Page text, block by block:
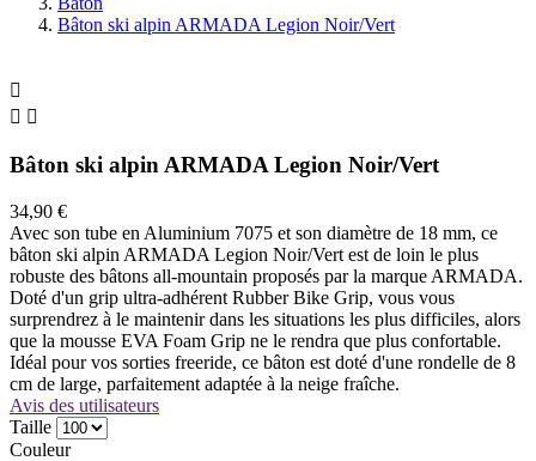
Bâton ski alpin ARMADA Legion Noir/Vert

 
Bâton ski alpin ARMADA Legion Noir/Vert
34,90 €
Avec son tube en Aluminium 7075 et son diamètre de 18 mm, ce
bâton ski alpin ARMADA Legion Noir/Vert est de loin le plus
robuste des bâtons all-mountain proposés par la marque ARMADA.
Doté d'un grip ultra-adhérent Rubber Bike Grip, vous vous
surprendrez à le maintenir dans les situations les plus difficiles, alors
que la mousse EVA Foam Grip ne le rendra que plus confortable.
Idéal pour vos sorties freeride, ce bâton est doté d'une rondelle de 8
cm de large, parfaitement adaptée à la neige fraîche.
Avis des utilisateurs
Taille
Couleur